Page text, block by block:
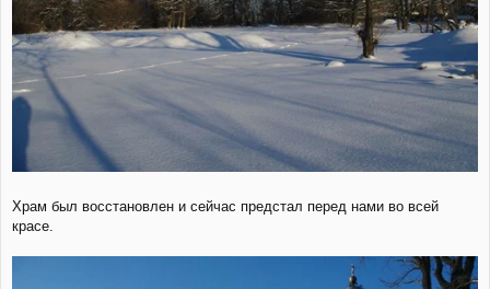
Храм был восстановлен и сейчас предстал перед нами во всей
красе.